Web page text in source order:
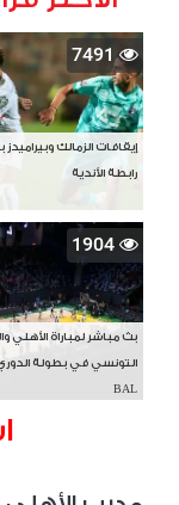
7491
إيقافات الزمالك وبيراميدز
رابطة الأندية
1904
بث مباشر لمباراة الأهلي
التونسي في بطولة
BAL